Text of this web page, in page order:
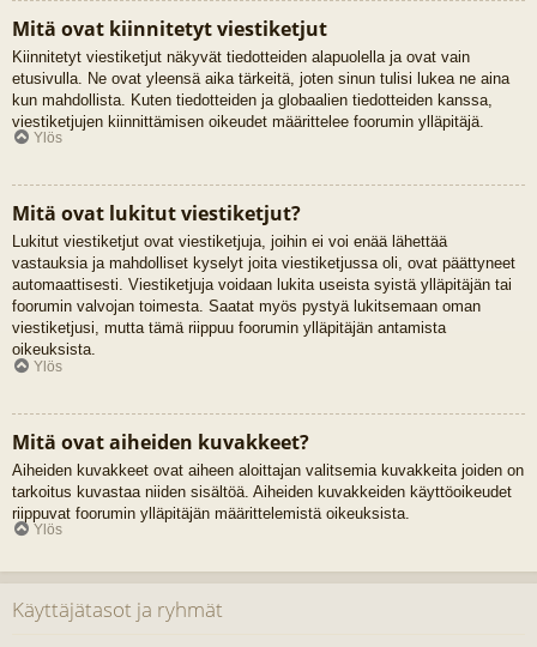
Mitä ovat kiinnitetyt viestiketjut
Kiinnitetyt viestiketjut näkyvät tiedotteiden alapuolella ja ovat vain
etusivulla. Ne ovat yleensä aika tärkeitä, joten sinun tulisi lukea ne aina
kun mahdollista. Kuten tiedotteiden ja globaalien tiedotteiden kanssa,
viestiketjujen kiinnittämisen oikeudet määrittelee foorumin ylläpitäjä.
Ylös
Mitä ovat lukitut viestiketjut?
Lukitut viestiketjut ovat viestiketjuja, joihin ei voi enää lähettää
vastauksia ja mahdolliset kyselyt joita viestiketjussa oli, ovat päättyneet
automaattisesti. Viestiketjuja voidaan lukita useista syistä ylläpitäjän tai
foorumin valvojan toimesta. Saatat myös pystyä lukitsemaan oman
viestiketjusi, mutta tämä riippuu foorumin ylläpitäjän antamista
oikeuksista.
Ylös
Mitä ovat aiheiden kuvakkeet?
Aiheiden kuvakkeet ovat aiheen aloittajan valitsemia kuvakkeita joiden on
tarkoitus kuvastaa niiden sisältöä. Aiheiden kuvakkeiden käyttöoikeudet
riippuvat foorumin ylläpitäjän määrittelemistä oikeuksista.
Ylös
Käyttäjätasot ja ryhmät